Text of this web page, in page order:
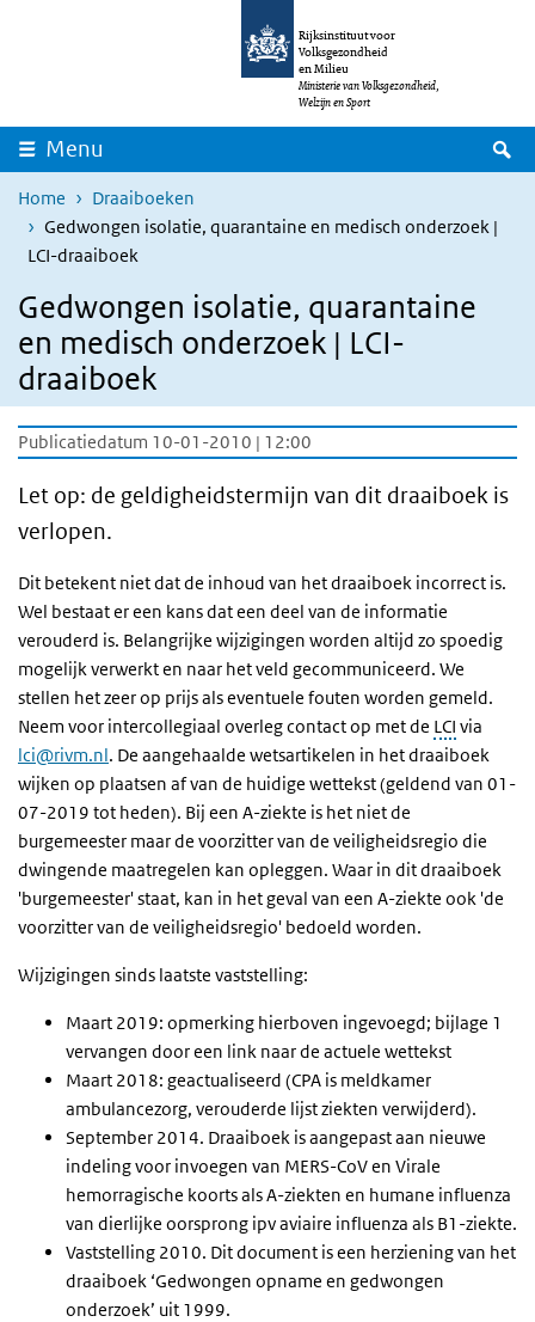
Overslaan en naar de inhoud gaan
Rijksinstituut voor
Volksgezondheid
en Milieu
Ministerie van Volksgezondheid,
Welzijn en Sport
Menu
Home
Draaiboeken
Gedwongen isolatie, quarantaine en medisch onderzoek |
LCI-draaiboek
Gedwongen isolatie, quarantaine
en medisch onderzoek | LCI-
draaiboek
Publicatiedatum 10-01-2010 | 12:00
Let op: de geldigheidstermijn van dit draaiboek is
verlopen.
Dit betekent niet dat de inhoud van het draaiboek incorrect is.
Wel bestaat er een kans dat een deel van de informatie
verouderd is. Belangrijke wijzigingen worden altijd zo spoedig
mogelijk verwerkt en naar het veld gecommuniceerd. We
stellen het zeer op prijs als eventuele fouten worden gemeld.
Neem voor intercollegiaal overleg contact op met de LCI via
lci@rivm.nl. De aangehaalde wetsartikelen in het draaiboek
wijken op plaatsen af van de huidige wettekst (geldend van 01-
07-2019 tot heden). Bij een A-ziekte is het niet de
burgemeester maar de voorzitter van de veiligheidsregio die
dwingende maatregelen kan opleggen. Waar in dit draaiboek
'burgemeester' staat, kan in het geval van een A-ziekte ook 'de
voorzitter van de veiligheidsregio' bedoeld worden.
Wijzigingen sinds laatste vaststelling:
Maart 2019: opmerking hierboven ingevoegd; bijlage 1
vervangen door een link naar de actuele wettekst
Maart 2018: geactualiseerd (CPA is meldkamer
ambulancezorg, verouderde lijst ziekten verwijderd).
September 2014. Draaiboek is aangepast aan nieuwe
indeling voor invoegen van MERS-CoV en Virale
hemorragische koorts als A-ziekten en humane influenza
van dierlijke oorsprong ipv aviaire influenza als B1-ziekte.
Vaststelling 2010. Dit document is een herziening van het
draaiboek ‘Gedwongen opname en gedwongen
onderzoek’ uit 1999.